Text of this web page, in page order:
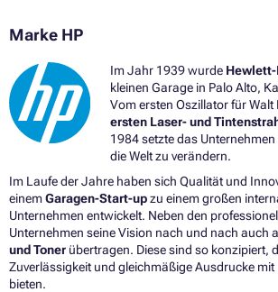
Marke HP
Im Jahr 1939 wurde
kleinen Garage in Palo Alto,
Vom ersten Oszillator für Walt
ersten Laser- und
1984 setzte das
die Welt zu verändern.
Im Laufe der Jahre haben sich Qualität und
einemGaragen-Start-upzu einem großen
Unternehmen entwickelt. Neben den
Unternehmen seine Vision nach und nach auch
und Toner übertragen. Diese sind so konzipiert,
Zuverlässigkeit und gleichmäßige Ausdrucke
bieten.